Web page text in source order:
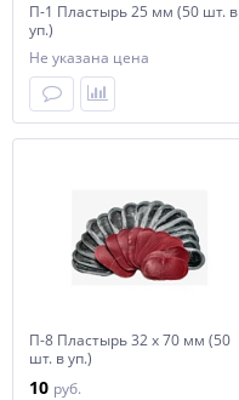
П-1 Пластырь 25 мм (50 шт. в
уп.)
Не указана цена
П-8 Пластырь 32 х 70 мм (50
шт. в уп.)
10 руб.